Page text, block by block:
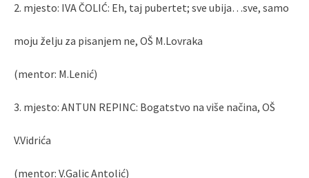
2. mjesto: IVA ČOLIĆ: Eh, taj pubertet; sve ubija…sve, samo
moju želju za pisanjem ne, OŠ M.Lovraka
(mentor: M.Lenić)
3. mjesto: ANTUN REPINC: Bogatstvo na više načina, OŠ
V.Vidrića
(mentor: V.Galic Antolić)